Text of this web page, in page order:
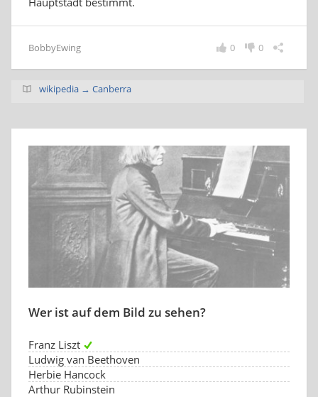
BobbyEwing 0
0
wikipedia → Canberra
Wer ist auf dem Bild zu sehen?
Franz Liszt
Ludwig van Beethoven
Herbie Hancock
Arthur Rubinstein